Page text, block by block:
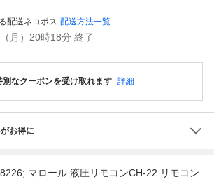
配送ネコポス 配送方法一覧
月）20時18分 終了
別なクーポンを受け取れます 詳細
お得に
マロール 液圧リモコンCH-22 リモコン